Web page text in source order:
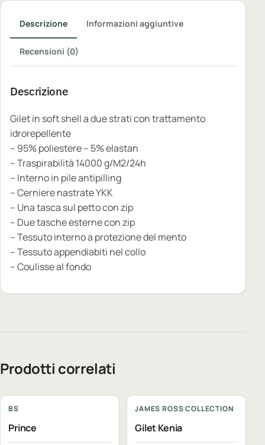
Descrizione Informazioni aggiuntive
Recensioni (0)
Descrizione
Gilet in soft shell a due strati con trattamento
idrorepellente
– 95% poliestere – 5% elastan
– Traspirabilità 14000 g/M2/24h
– Interno in pile antipilling
– Cerniere nastrate YKK
– Una tasca sul petto con zip
– Due tasche esterne con zip
– Tessuto interno a protezione del mento
– Tessuto appendiabiti nel collo
– Coulisse al fondo
Prodotti correlati
BS
Prince
JAMES ROSS COLLECTION
Gilet Kenia